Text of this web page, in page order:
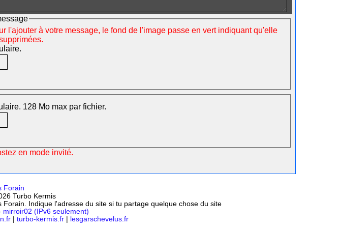
l'ajouter à votre message, le fond de l'image passe en vert indiquant qu'elle
128 Mo max par fichier.
en mode invité.
Turbo Kermis
Indique l'adresse du site si tu partage quelque chose du site
mirroir02 (IPv6 seulement)
| turbo-kermis.fr| lesgarschevelus.fr